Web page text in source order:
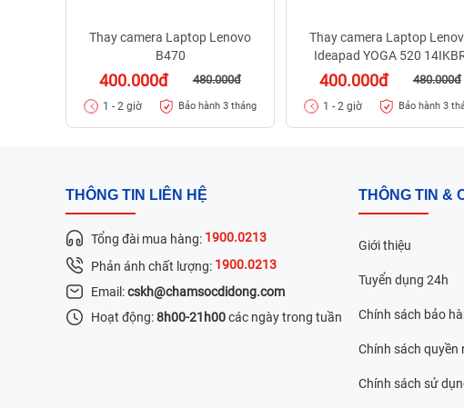
Thay camera Laptop Lenovo
B470
400.000đ 480.000đ
1 - 2 giờ Bảo hành 3 tháng
Thay camera Laptop
Ideapad YOGA 520
400.000đ 480.000đ
1 - 2 giờ Bảo hành 3
THÔNG TIN LIÊN HỆ
Tổng đài mua hàng: 1900.0213
Phản ánh chất lượng: 1900.0213
Email:cskh@chamsocdidong.com
Hoạt động:8h00-21h00các ngày trong tuần
THÔNG TIN &
Giới thiệu
Tuyển dụng 24h
Chính sách bảo
Chính sách quyền
Chính sách sử